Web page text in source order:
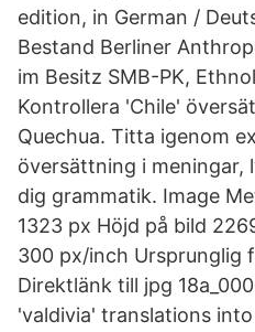
edition, in German /
Bestand Berliner
im Besitz SMB-PK,
Kontrollera 'Chile'
Quechua. Titta igenom
översättning i meningar,
dig grammatik. Image
1323 px Höjd på bild
300 px/inch Ursprunglig
Direktlänk till jpg
'valdivia' translations